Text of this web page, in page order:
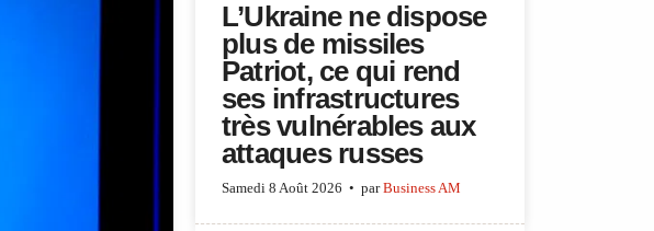
L’Ukraine ne dispose
plus de missiles
Patriot, ce qui rend
ses infrastructures
très vulnérables aux
attaques russes
Samedi 8 Août 2026 parBusiness AM